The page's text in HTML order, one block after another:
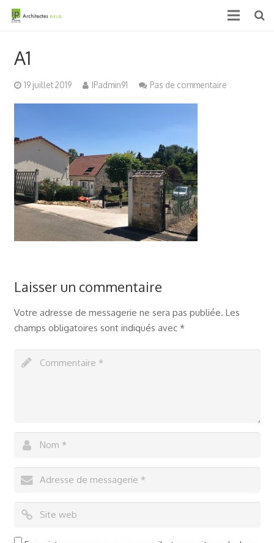
Contact
A1
19 juillet 2019 IPadmin91 Pas de commentaire
Laisser un commentaire
Votre adresse de messagerie ne sera pas publiée. Les
champs obligatoires sont indiqués avec *